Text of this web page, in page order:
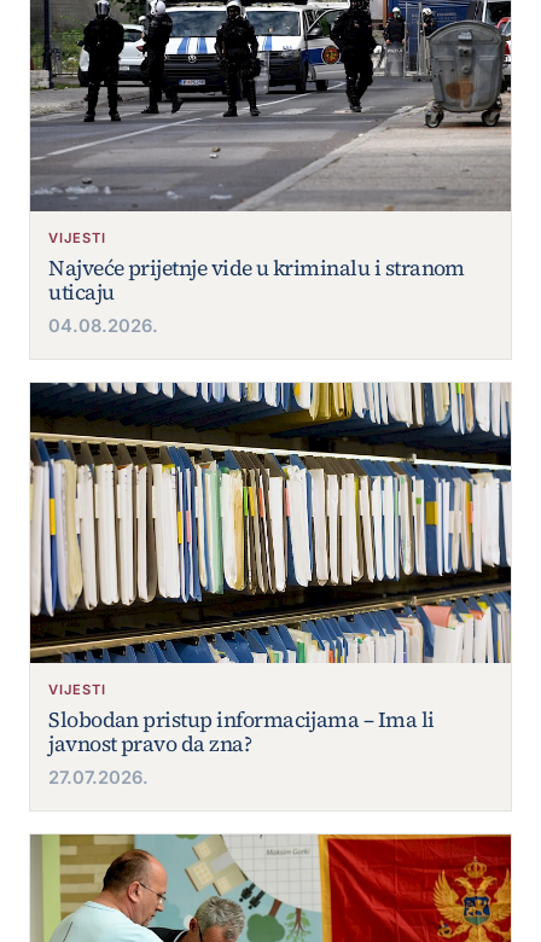
VIJESTI
Najveće prijetnje vide u kriminalu i stranom
uticaju
04.08.2026.
VIJESTI
Slobodan pristup informacijama – Ima li
javnost pravo da zna?
27.07.2026.